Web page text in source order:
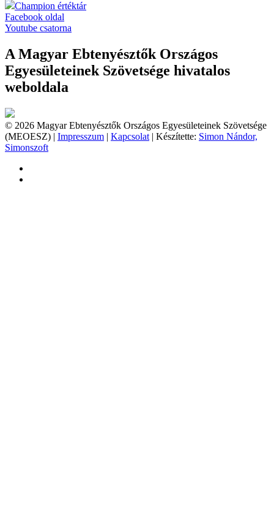
Champion értéktár
Facebook oldal
Youtube csatorna
A Magyar Ebtenyésztők Országos
Egyesületeinek Szövetsége hivatalos
weboldala
© 2026 Magyar Ebtenyésztők Országos Egyesületeinek Szövetsége
(MEOESZ) | Impresszum | Kapcsolat | Készítette: Simon Nándor,
Simonszoft